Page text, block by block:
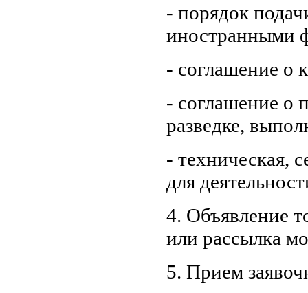
- порядок
иностранными
- соглашение о
- соглашение о
разведке,
- техническая,
для
4. Объявление
или рассылка
5. Прием